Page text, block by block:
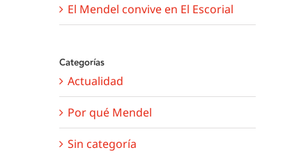
El Mendel convive en El Escorial
Categorías
Actualidad
Por qué Mendel
Sin categoría